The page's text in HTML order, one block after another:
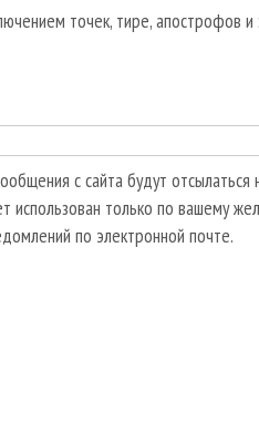
точек, тире, апострофов и
с сайта будут отсылаться
использован только по вашему
по электронной почте.